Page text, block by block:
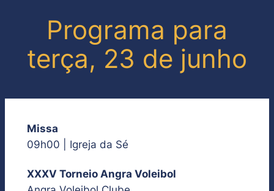
Programa para
terça, 23 de junho
Missa
09h00 | Igreja da Sé
XXXV Torneio Angra Voleibol